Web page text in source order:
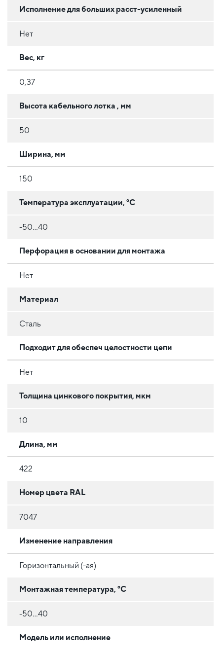
Исполнение для больших расст-усиленный
Нет
Вес, кг
0,37
Высота кабельного лотка , мм
50
Ширина, мм
150
Температура эксплуатации, °C
-50...40
Перфорация в основании для монтажа
Нет
Материал
Сталь
Подходит для обеспеч целостности цепи
Нет
Толщина цинкового покрытия, мкм
10
Длина, мм
422
Номер цвета RAL
7047
Изменение направления
Горизонтальный (-ая)
Монтажная температура, °C
-50...40
Модель или исполнение